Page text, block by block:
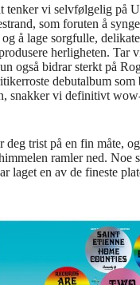
tenker vi selvfølgelig på
som foruten å
å lage sorgfulle,
herligheten. Tar
også bidrar sterkt på
debutalbum som
snakker vi definitivt
deg trist på en fin måte,
ramler ned. Noe
laget en av de fineste